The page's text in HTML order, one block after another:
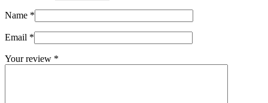
Name *
Email *
Your review *